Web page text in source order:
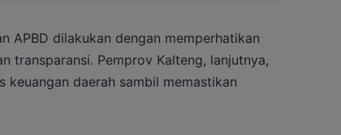
APBD dilakukan dengan memperhatikan
transparansi. Pemprov Kalteng, lanjutnya,
daerah sambil memastikan